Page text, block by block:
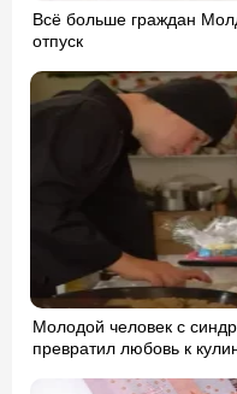
Всё больше граждан
отпуск
Молодой человек с
превратил любовь к